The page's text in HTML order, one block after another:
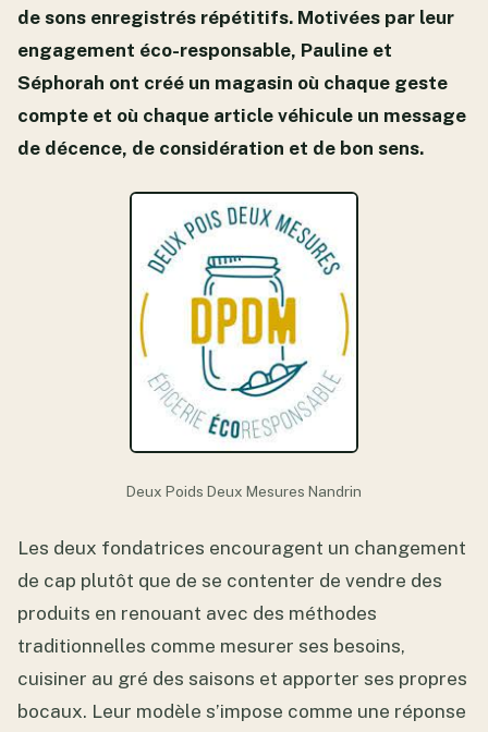
de sons enregistrés répétitifs. Motivées par leur
engagement éco-responsable, Pauline et
Séphorah ont créé un magasin où chaque geste
compte et où chaque article véhicule un message
de décence, de considération et de bon sens.
Deux Poids Deux Mesures Nandrin
Les deux fondatrices encouragent un changement
de cap plutôt que de se contenter de vendre des
produits en renouant avec des méthodes
traditionnelles comme mesurer ses besoins,
cuisiner au gré des saisons et apporter ses propres
bocaux. Leur modèle s’impose comme une réponse